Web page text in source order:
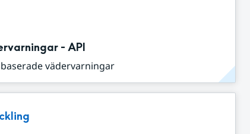
- API
vädervarningar